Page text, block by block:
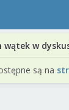
wątek w
są na